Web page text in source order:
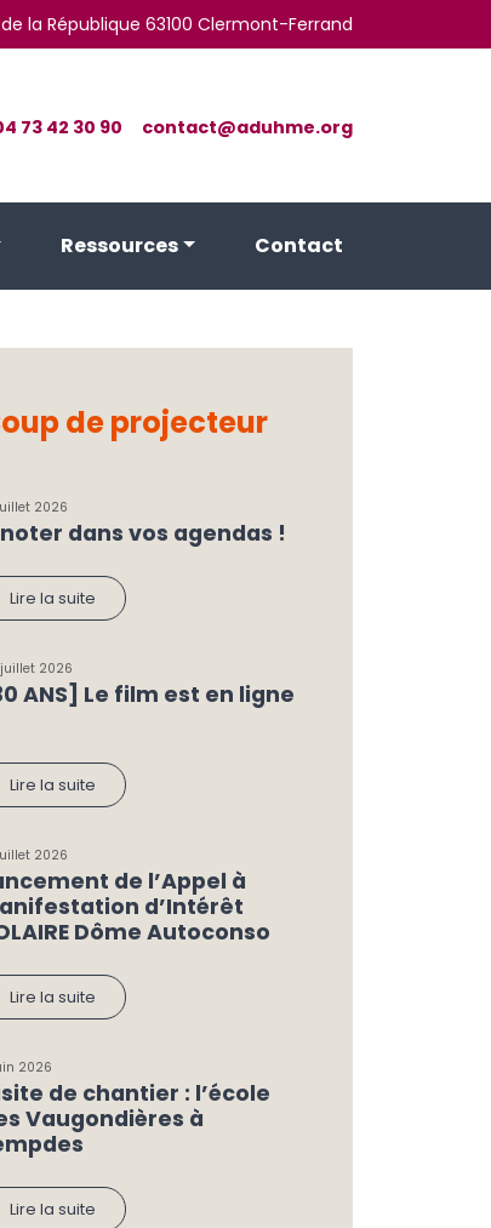
la République 63100 Clermont-Ferrand
73 42 30 90 contact@aduhme.org
Ressources Contact
de projecteur
2026
dans vos agendas !
Lire la suite
2026
ANS] Le film est en ligne
Lire la suite
2026
de l’Appel à
d’Intérêt
Dôme Autoconso
Lire la suite
2026
de chantier : l’école
Vaugondières à
Lire la suite